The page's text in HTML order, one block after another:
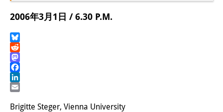
ーション
2006年3月1日 / 6.30 P.M.
Bluesky
Reddit
Mastodon
Facebook
LinkedIn
Brigitte Steger, Vienna University